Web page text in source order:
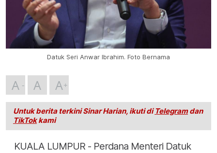
Datuk Seri Anwar Ibrahim. Foto Bernama
A A A
Untuk berita terkini Sinar Harian, ikuti di Telegramdan
TikTokkami
KUALA LUMPUR - Perdana Menteri Datuk